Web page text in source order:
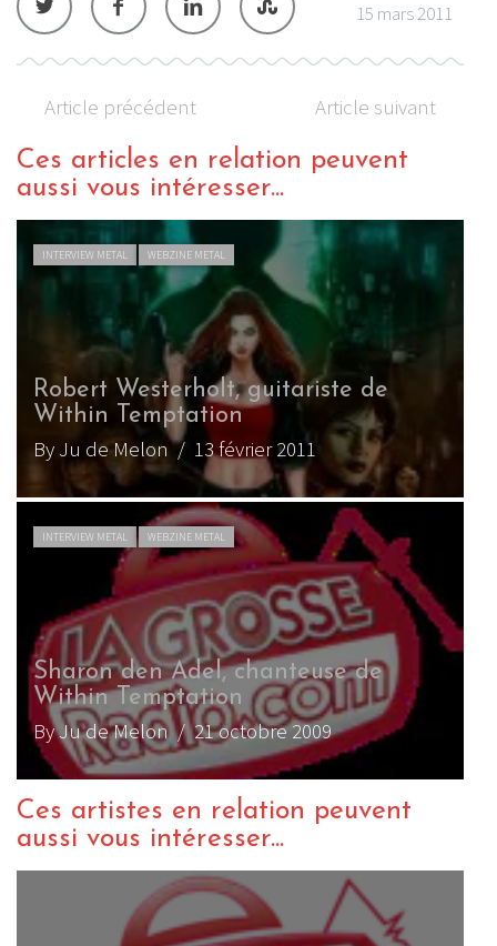
15 mars 2011
Article précédent Article suivant
Ces articles en relation peuvent
aussi vous intéresser...
INTERVIEW METAL WEBZINE METAL
Robert Westerholt, guitariste de
Within Temptation
By Ju de Melon/ 13 février 2011
INTERVIEW METAL WEBZINE METAL
Sharon den Adel, chanteuse de
Within Temptation
By Ju de Melon/ 21 octobre 2009
Ces artistes en relation peuvent
aussi vous intéresser...